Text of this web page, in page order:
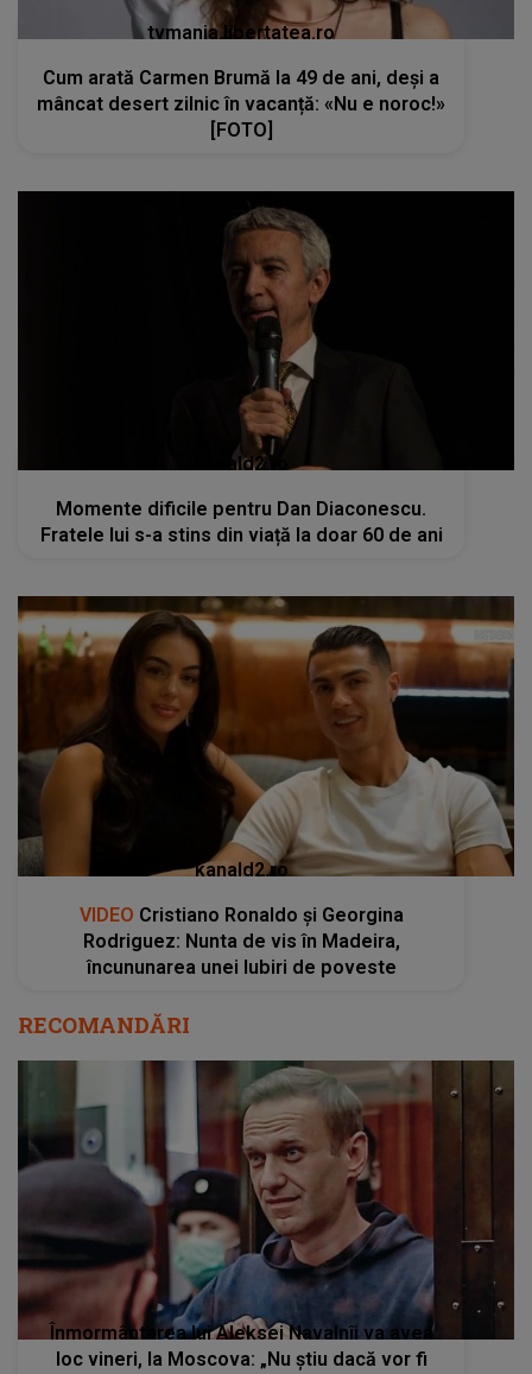
tvmania.libertatea.ro
Cum arată Carmen Brumă la 49 de ani, deși a
mâncat desert zilnic în vacanță: «Nu e noroc!»
[FOTO]
kanald2.ro
Momente dificile pentru Dan Diaconescu.
Fratele lui s-a stins din viață la doar 60 de ani
kanald2.ro
VIDEO Cristiano Ronaldo și Georgina
Rodriguez: Nunta de vis în Madeira,
încununarea unei Iubiri de poveste
RECOMANDĂRI
Înmormântarea lui Aleksei Navalnîi va avea
loc vineri, la Moscova: „Nu știu dacă vor fi